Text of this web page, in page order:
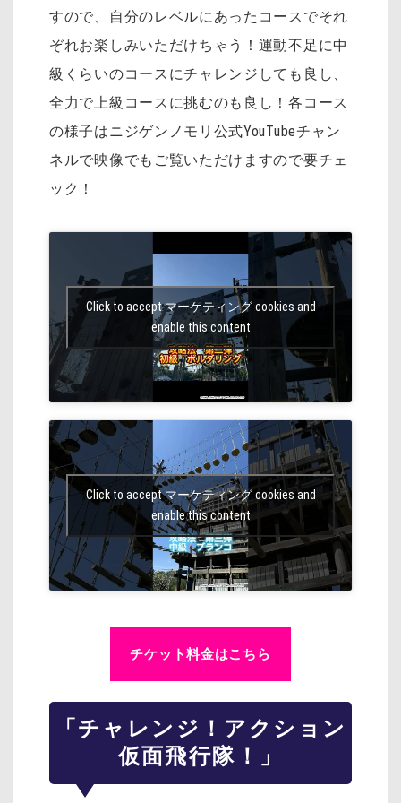
すので、自分のレベルにあったコースでそれ
ぞれお楽しみいただけちゃう！運動不足に中
級くらいのコースにチャレンジしても良し、
全力で上級コースに挑むのも良し！各コース
の様子はニジゲンノモリ公式YouTubeチャン
ネルで映像でもご覧いただけますので要チェ
ック！
Click to accept マーケティング cookies and
enable this content
Click to accept マーケティング cookies and
enable this content
チケット料金はこちら
「チャレンジ！アクション
仮面飛行隊！」